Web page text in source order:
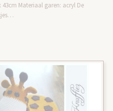
43cm Materiaal garen: acryl De